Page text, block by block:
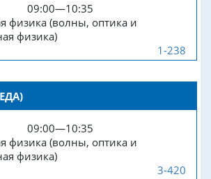
09:00—10:35
физика (волны, оптика и
физика)
1-238
09:00—10:35
физика (волны, оптика и
физика)
3-420